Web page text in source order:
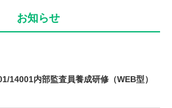
お知らせ
14001内部監査員養成研修（WEB型）